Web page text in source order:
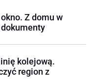
Z domu w
kolejową.
region z